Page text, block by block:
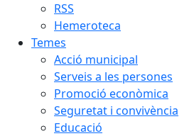
RSS
Hemeroteca
Temes
Acció municipal
Serveis a les persones
Promoció econòmica
Seguretat i convivència
Educació